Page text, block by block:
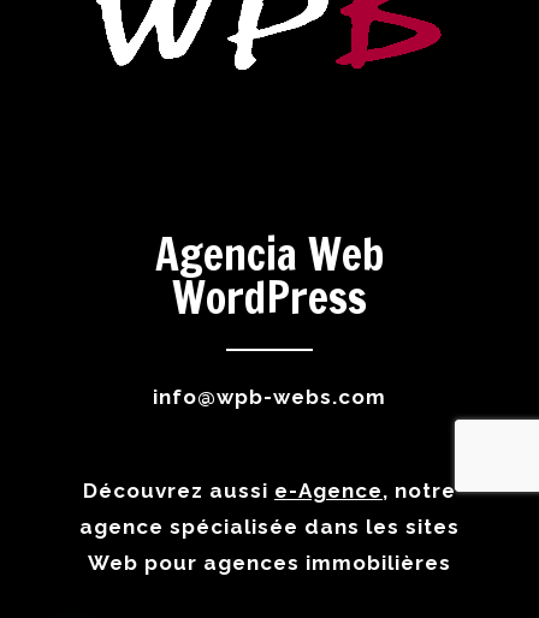
Agencia Web
WordPress
info@wpb-webs.com
Découvrez aussi e-Agence, notre
agence spécialisée dans les sites
Web pour agences immobilières